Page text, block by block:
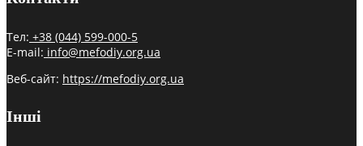
Тел: +38 (044) 599-000-5
E-mail: info@mefodiy.org.ua
Веб-сайт: https://mefodiy.org.ua
Інші